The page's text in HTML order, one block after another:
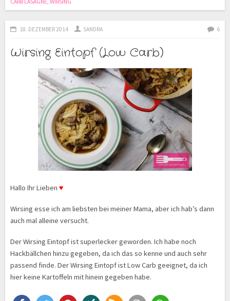
CARB LASAGNE, WIRSING
18. DEZEMBER 2014 SANDRA 6
Wirsing Eintopf (Low Carb)
Hallo Ihr Lieben ♥
Wirsing esse ich am liebsten bei meiner Mama, aber ich hab’s dann
auch mal alleine versucht.
Der Wirsing Eintopf ist superlecker geworden. Ich habe noch
Hackbällchen hinzu gegeben, da ich das so kenne und auch sehr
passend finde. Der Wirsing Eintopf ist Low Carb geeignet, da ich
hier keine Kartoffeln mit hinein gegeben habe.